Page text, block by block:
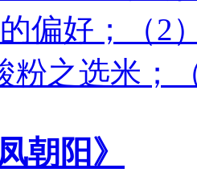
偏好；（2
粉之选米；
朝阳》